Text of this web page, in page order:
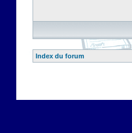
Index du forum